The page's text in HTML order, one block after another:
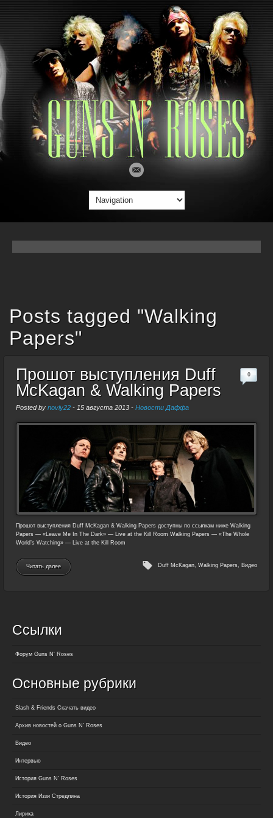
Posts tagged "Walking
Papers"
Прошот выступления Duff
McKagan & Walking Papers
Posted by noviy22 - 15 августа 2013 - Новости Даффа
0
Прошот выступления Duff McKagan & Walking Papers доступны по ссылкам ниже Walking
Papers — «Leave Me In The Dark» — Live at the Kill Room Walking Papers — «The Whole
World’s Watching» — Live at the Kill Room
Читать далее Duff McKagan, Walking Papers, Видео
Ссылки
Форум Guns N' Roses
Основные рубрики
Slash & Friends Скачать видео
Архив новостей о Guns N' Roses
Видео
Интервью
История Guns N' Roses
История Иззи Стредлина
Лирика